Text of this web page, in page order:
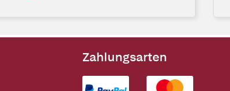
Zahlungsarten